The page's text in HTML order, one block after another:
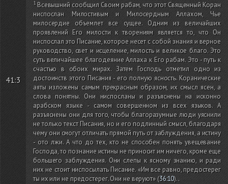
41:3
Всевышний сообщил Своим рабам, что этот Священный Коран
ниспослан Милостивым и Милосердным Аллахом, Чье
милосердие объемлет все сущее. Одним из величайших
проявлений Его милости к творениям является то, что Он
ниспослал это Писание, которое несет с собой знания и верное
руководство, свет и исцеление, милость и великое благо. Это
суть величайшее благодеяние Аллаха к Его рабам. Это - путь к
счастью в обоих мирах. Затем Господь отметил одно из
достоинств этого Писания - его полную ясность. Коранические
аяты изложены самым прекрасным образом, их смысл ясен, а
слова понятны. Они ниспосланы и разъяснены на исконно
арабском языке - самом совершенном из всех языков. А
разъяснены они для того, чтобы благоразумные люди уяснили
не только текст Писания, но и его подлинный смысл, благодаря
чему они смогут отличать прямой путь от заблуждения, а истину
- ото лжи. А что до тех, кто не способен понять увещевание
Господа, то познание истины не приносит им ничего, кроме еще
большего заблуждения. Они слепы к ясному знанию, и ради
них не стоит ниспосылать Писание. «Им все равно, предостерег
ты их или не предостерег. Они не веруют»(36:10)..